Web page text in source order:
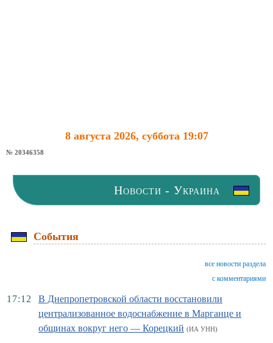
8 августа 2026, суббота 19:07
№ 20346358
Новости - Украина
События
все новости раздела
с комментариями
17:12
В Днепропетровской области восстановили
централизованное водоснабжение в Марганце и
общинах вокруг него — Корецкий (ИА УНН)